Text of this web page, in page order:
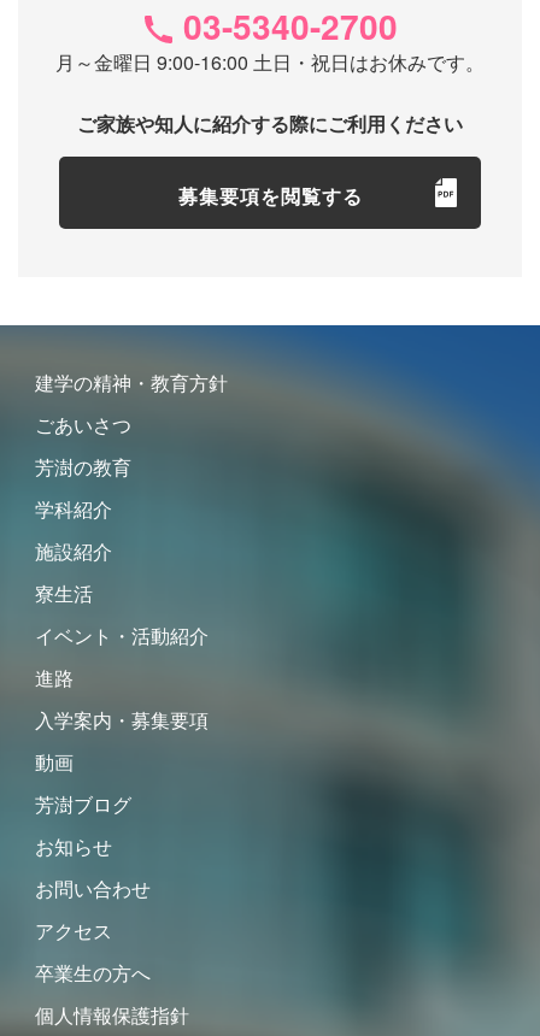
03-5340-2700
月～金曜日 9:00-16:00 土日・祝日はお休みです。
ご家族や知人に紹介する際にご利用ください
募集要項を閲覧する
建学の精神・教育方針
ごあいさつ
芳澍の教育
学科紹介
施設紹介
寮生活
イベント・活動紹介
進路
入学案内・募集要項
動画
芳澍ブログ
お知らせ
お問い合わせ
アクセス
卒業生の方へ
個人情報保護指針